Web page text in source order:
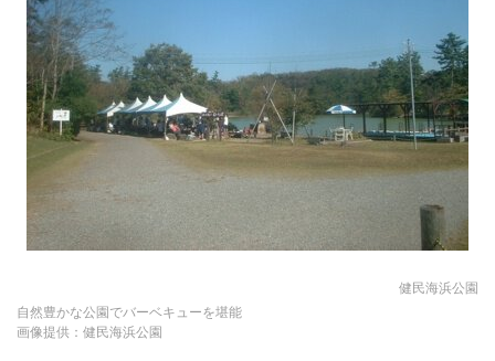
健民海浜公園
自然豊かな公園でバーベキューを堪能
画像提供：健民海浜公園